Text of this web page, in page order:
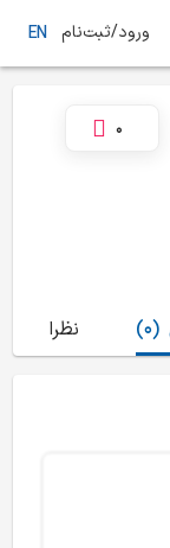
ورود/ثبت‌نام EN
0
(0) نظرات